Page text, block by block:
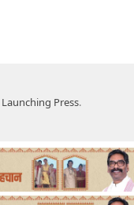
Launching Press.